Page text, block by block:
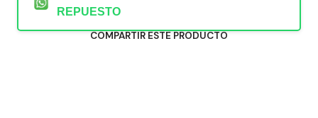
REPUESTO
COMPARTIR ESTE PRODUCTO